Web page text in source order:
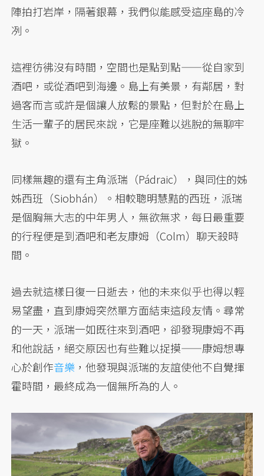
陣拍打岩岸，隔著銀幕，我們似能感受這座島的冷
冽。
這裡彷彿沒有時間，空間也是點到點——從自家到
酒吧，或從酒吧到海邊。島上有美景，有鄰居，對
過客而言或許是個讓人放鬆的景點，但對於在島上
生活一輩子的居民來說，它是座難以逃脫的無聊牢
獄。
同樣無趣的還有主角派瑞（Pádraic），與同住的姊
姊西班（Siobhán）。相較聰明慧黠的西班，派瑞
是個胸無大志的中年男人，無欲無求，每日最重要
的行程便是到酒吧和老友康姆（Colm）聊天殺時
間。
過去就這樣日復一日逝去，他的未來似乎也得以輕
易望盡，直到康姆突然單方面結束這段友情。尋常
的一天，派瑞一如既往來到酒吧，卻發現康姆不再
和他說話，絕交原因也有些難以捉摸——康姆想專
心於創作音樂 ，他發現與派瑞的友誼使他不自覺揮
霍時間，最終成為一個無所為的人。